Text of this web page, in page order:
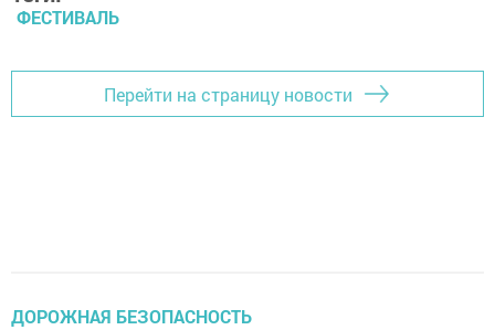
ФЕСТИВАЛЬ
Перейти на страницу новости
ДОРОЖНАЯ БЕЗОПАСНОСТЬ